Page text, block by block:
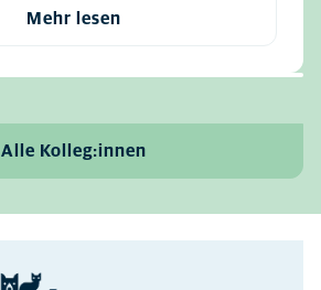
Mehr lesen
Alle Kolleg:innen